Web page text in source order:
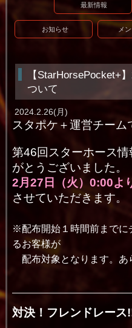
最新情報
お知らせ メ
【StarHorsePocket+
ついて
2024.2.26(月)
スタポケ＋運営チーム
第46回スターホース
がとうございました。
2月27 日（火）0:00よ
させていただきます。
※配布開始１時間前までに
るお客様が
配布対象となります。あ
対決！フレンドレース